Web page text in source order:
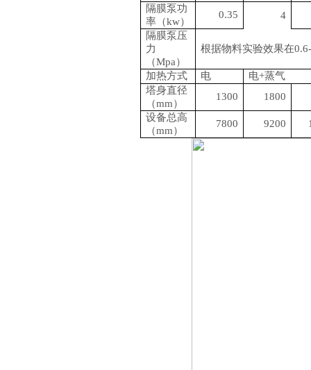
隔膜泵功
率（kw）
0.35
4
隔膜泵压
力
（Mpa）
根据物料实验效果在
加热方式 电 电+蒸气
塔身直径
（mm）
1300
1800
设备总高
（mm）
7800 9200